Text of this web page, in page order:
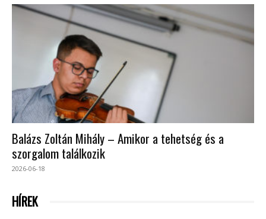
Balázs Zoltán Mihály – Amikor a tehetség és a
szorgalom találkozik
2026-06-18
HÍREK